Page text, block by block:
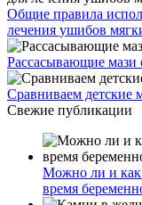
Общие правила
лечения ушибов
Рассасывающие мази
Сравниваем детские
Свежие публикации
Можно ли и как
время